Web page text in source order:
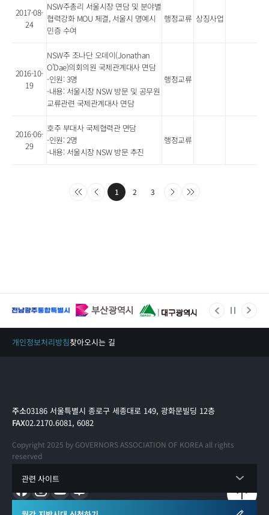
2017-08-
24
NSW주총리 서울시장 면담 및 분야별
협력강화 MOU 체결, 서울시 명예시
민증 수여
행정교류 상징사업
2016-10-
19
NSW주 조나단 오데이(Jonathan
O’Dae)의회의원 국제관계대사 면담
-인원: 3명
-내용: 서울시장 NSW 방문 및 공무원
교류관련 국제관계대사 면담
행정교류
2016-06-
29
호주 부대사 국제협력관 면담
-인원: 2명
-내용: 서울시장 NSW 방문 추진
행정교류
1 2 3
개인정보처리방침찾아오시는 길
관련 사이트
주소03186 서울특별시 종로구 세종대로 149, 광화문빌딩 12층
FAX02.2170.6081, 6082
Copyright 2025 by GOVERNORS ASSOCIATION OF KOREA all rights
reserved